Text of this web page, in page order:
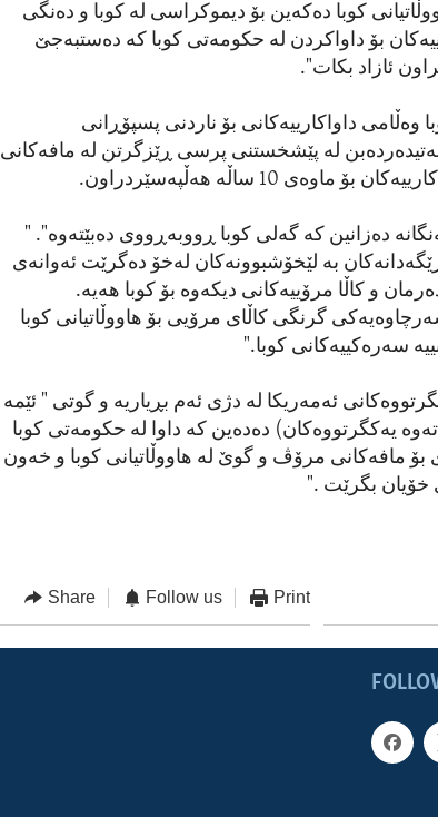
کوبا دەکەین بۆ دیموکراسی لە کوبا و دەنگی
بۆ داواکردن لە حکومەتی کوبا کە دەستبەجێ
ئازاد بکات".
وەڵامی داواکارییەکانی بۆ ناردنی پسپۆڕانی
لە پێشخستنی پرسی ڕێزگرتن لە مافەکانی
10 ساڵە هەڵپەسێردراون.
دەزانین کە گەلی کوبا ڕووبەڕووی دەبێتەوە". "
رێگەدانەکان بە لێخۆشبوونەکان لەخۆ دەگرێت ئەوانەی
و کاڵا مرۆییەکانی دیکەوە بۆ کوبا هەیە.
گرنگی کاڵای مرۆیی بۆ هاووڵاتیانی کوبا
سەرەکییەکانی کوبا."
ئەمەریکا لە دژی ئەم بڕیاریە و گوتی " ئێمە
یەکگرتووەکان) دەدەین کە داوا لە حکومەتی کوبا
بۆ مافەکانی مرۆڤ و گوێ لە هاووڵاتیانی کوبا و خەون
خۆیان بگرێت ."
Share Follow us Print